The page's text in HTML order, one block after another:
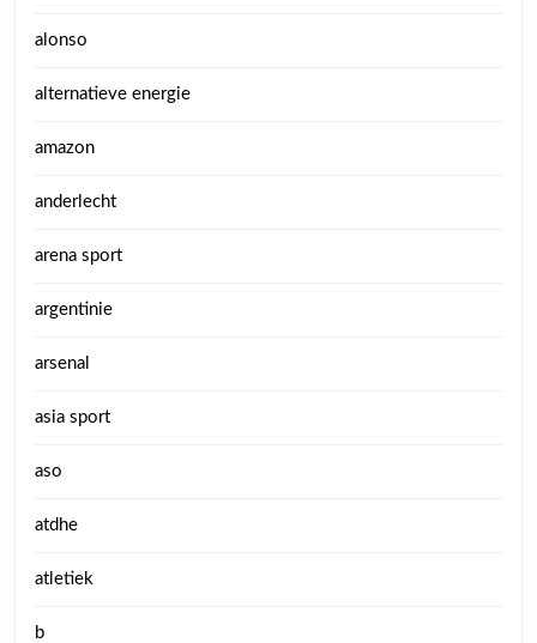
alonso
alternatieve energie
amazon
anderlecht
arena sport
argentinie
arsenal
asia sport
aso
atdhe
atletiek
b